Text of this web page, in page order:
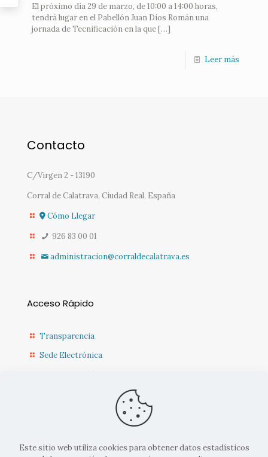
El próximo día 29 de marzo, de 10:00 a 14:00 horas,
tendrá lugar en el Pabellón Juan Dios Román una
jornada de Tecnificación en la que[…]
Leer más
Contacto
C/Virgen 2 - 13190
Corral de Calatrava, Ciudad Real, España
Cómo Llegar
926 83 00 01
administracion@corraldecalatrava.es
Acceso Rápido
Transparencia
Sede Electrónica
Sede Diputación CR
Actualidad Municipal
Este sitio web utiliza cookies para obtener datos estadísticos